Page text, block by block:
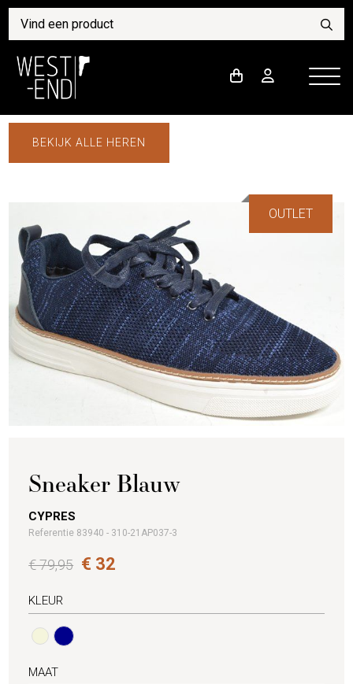
BEKIJK ALLE HEREN
OUTLET
Sneaker Blauw
CYPRES
Referentie 83940 - 310-21AP037-3
€ 79,95 € 32
KLEUR
MAAT